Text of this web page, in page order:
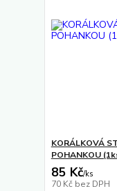
KORÁLKOVÁ
POHANKOU
85 Kč/ks
70 Kč bez DPH